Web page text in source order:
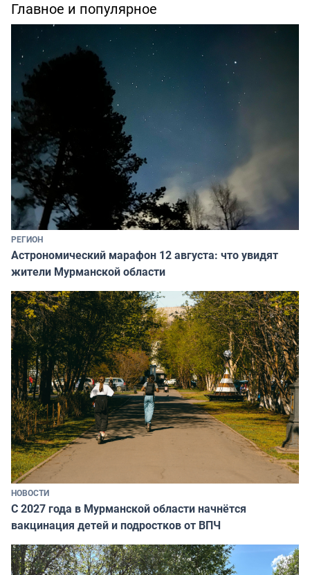
Главное и популярное
РЕГИОН
Астрономический марафон 12 августа: что увидят
жители Мурманской области
НОВОСТИ
С 2027 года в Мурманской области начнётся
вакцинация детей и подростков от ВПЧ